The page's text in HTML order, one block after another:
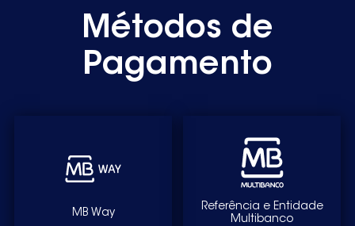
Métodos de
Pagamento
MB Way
Referência e Entidade
Multibanco